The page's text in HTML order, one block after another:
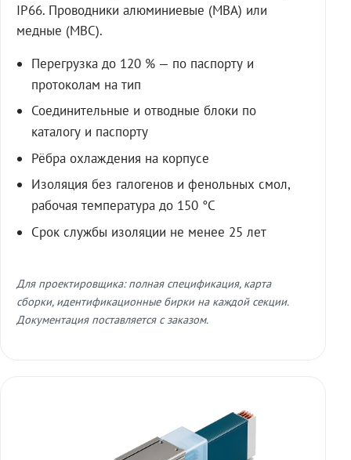
IP66. Проводники алюминиевые (МВА) или
медные (МВС).
Перегрузка до 120 % — по паспорту и
протоколам на тип
Соединительные и отводные блоки по
каталогу и паспорту
Рёбра охлаждения на корпусе
Изоляция без галогенов и фенольных смол,
рабочая температура до 150 °C
Срок службы изоляции не менее 25 лет
Для проектировщика: полная спецификация, карта
сборки, идентификационные бирки на каждой секции.
Документация поставляется с заказом.